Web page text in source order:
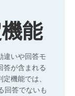
能
違いや回答モ
答が含まれる
機能では、
回答でないも